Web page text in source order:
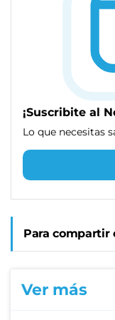
¡Suscribite al
Lo que necesitas
Para compartir
Ver más